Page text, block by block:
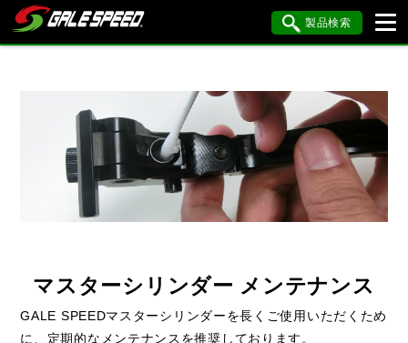
製品検索
アイテム検索 品番検索
HONDA YAMAHA SUZUKI
KAWASAKI BMW DUCATI
閉じる
マスターシリンダー メンテナンス
GALE SPEEDマスターシリンダーを長くご使用いただくため
に、定期的なメンテナンスを推奨しております。